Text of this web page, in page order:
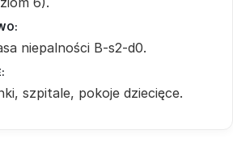
niepalności B-s2-d0.
szpitale, pokoje dziecięce.